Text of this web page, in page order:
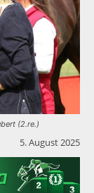
(2.re.)
5. August 2025